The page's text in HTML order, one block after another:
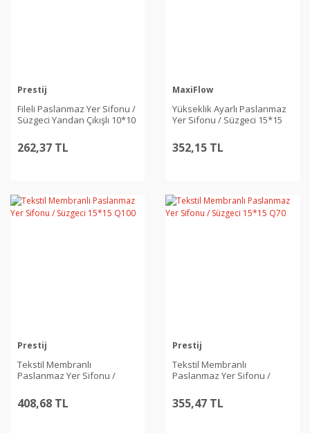
Prestij
Fileli Paslanmaz Yer Sifonu /
Süzgeci Yandan Çıkışlı 10*10
262,37 TL
MaxiFlow
Yükseklik Ayarlı Paslanmaz
Yer Sifonu / Süzgeci 15*15
352,15 TL
Prestij
Tekstil Membranlı
Paslanmaz Yer Sifonu /
408,68 TL
Prestij
Tekstil Membranlı
Paslanmaz Yer Sifonu /
355,47 TL